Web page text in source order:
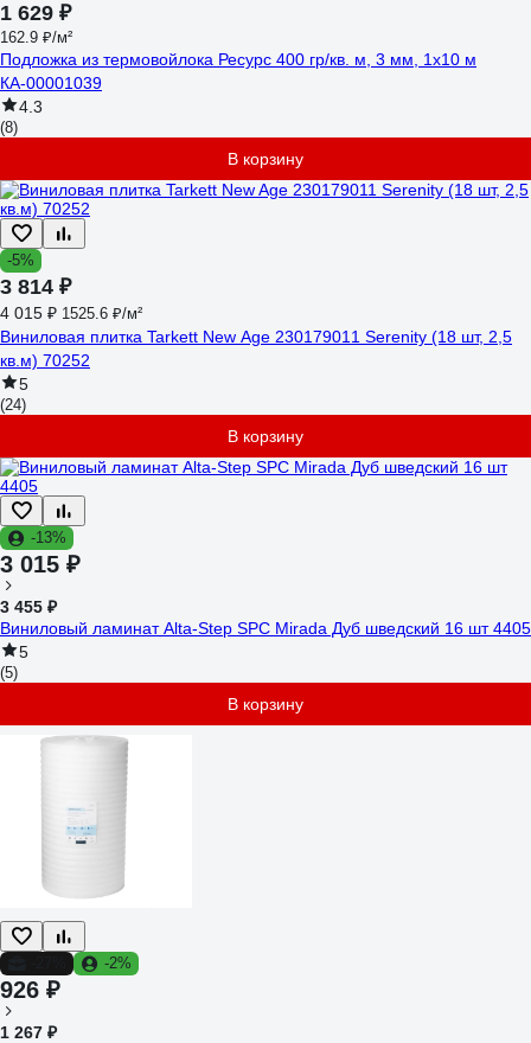
1 629 ₽
162.9 ₽/м²
Подложка из термовойлока Ресурс 400 гр/кв. м, 3 мм, 1х10 м
КА-00001039
4.3
(8)
В корзину
-5%
3 814 ₽
4 015 ₽ 1525.6 ₽/м²
Виниловая плитка Tarkett New Age 230179011 Serenity (18 шт, 2,5
кв.м) 70252
5
(24)
В корзину
-13%
3 015 ₽
3 455 ₽
Виниловый ламинат Alta-Step SPC Mirada Дуб шведский 16 шт 4405
5
(5)
В корзину
-2%
926 ₽
1 267 ₽